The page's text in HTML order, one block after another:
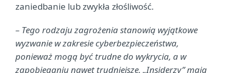
zaniedbanie lub zwykła złośliwość.
– Tego rodzaju zagrożenia stanowią wyjątkowe
wyzwanie w zakresie cyberbezpieczeństwa,
ponieważ mogą być trudne do wykrycia, a w
zapobieganiu nawet trudniejsze. „Insiderzy” mają